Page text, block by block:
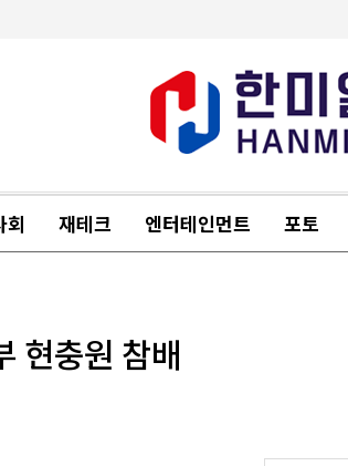
회 재테크 엔터테인먼트 포토
현충원 참배